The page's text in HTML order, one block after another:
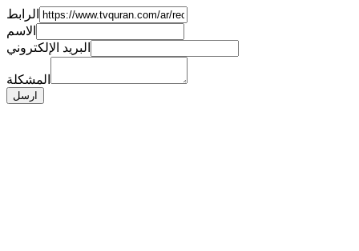
الرابط
الاسم
البريد الإلكتروني
المشكلة
ارسل